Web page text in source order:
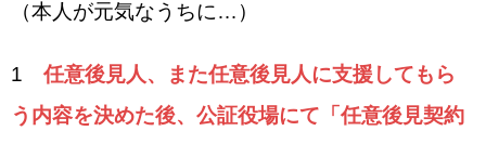
（本人が元気なうちに…）
1 任意後見人、また任意後見人に支援してもら
う内容を決めた後、公証役場にて「任意後見契約